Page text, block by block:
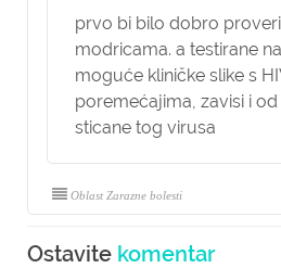
prvo bi bilo dobro
modricama. a testirane
moguće kliničke slike s
poremećajima, zavisi i
sticane tog virusa
Oblast Zarazne bolesti
Ostavite komentar